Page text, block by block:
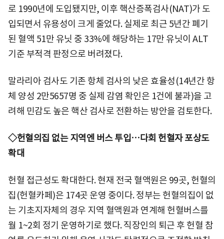
로 1990년에 도입됐지만, 이후 핵산증폭검사(NAT)가 도
입되면서 유용성이 크게 줄었다. 실제로 최근 5년간 폐기
된 혈액 51만 유닛 중 33%에 해당하는 17만 유닛이 ALT
기준 부적격 판정으로 버려졌다.
말라리아 검사도 기존 항체 검사의 낮은 효율성(14년간 항
체 양성 2만5657명 중 실제 감염 확인은 1건에 불과)을 고
려해 민감도 높은 핵산 검사로 전환하는 방안을 검토한다.
◇헌혈의집 없는 지역엔 버스 투입…다회 헌혈자 포상도
확대
헌혈 접근성도 확대한다. 현재 전국 혈액원은 99곳, 헌혈의
집(헌혈카페)은 174곳 운영 중이다. 정부는 헌혈의집이 없
는 기초지자체의 경우 지역 혈액원과 연계해 헌혈버스를
월 1~2회 정기 운영하기로 했다. 직장인의 퇴근 후 헌혈 참